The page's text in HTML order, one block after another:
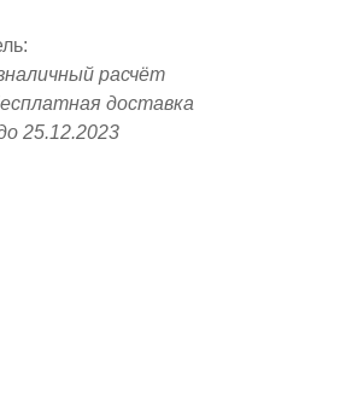
расчёт
доставка
25.12.2023